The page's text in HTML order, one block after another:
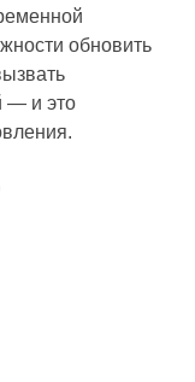
обновить
— и это